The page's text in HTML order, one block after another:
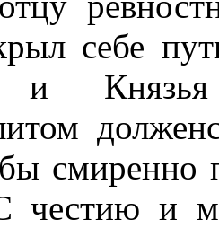
себе
и
смиренно
честию и